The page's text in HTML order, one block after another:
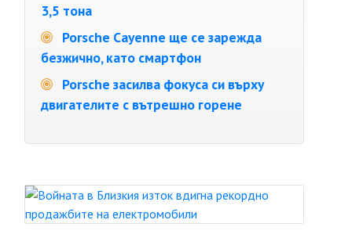
3,5 тона
Porsche Cayenne ще се зарежда
безжично, като смартфон
Porsche засилва фокуса си върху
двигателите с вътрешно горене